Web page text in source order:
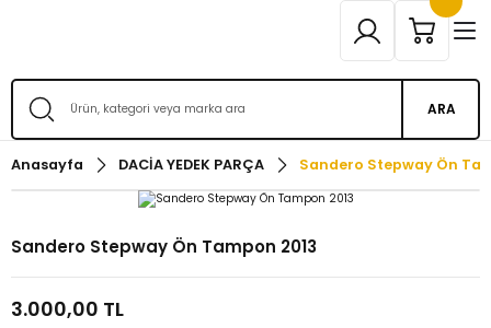
ARA
Anasayfa DACİA YEDEK PARÇA Sandero Stepway Ön
Sandero Stepway Ön Tampon 2013
3.000,00 TL